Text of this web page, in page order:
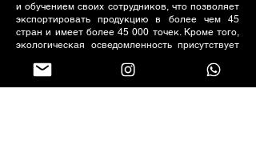
и обучением своих сотрудников, что позволяет
экспортировать продукцию в более чем 45
стран и имеет более 45 000 точек. Кроме того,
экологическая осведомленность присутствует
переработки отходов, которые мы